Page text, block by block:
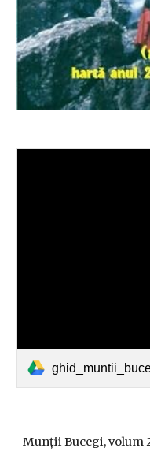
Munții Bucegi, volum